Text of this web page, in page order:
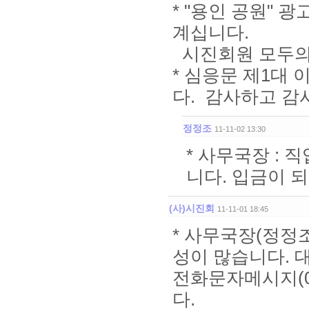
* "용인 공원" 광
계십니다.
시진회원 모두
* 심응문 제1대
다. 감사하고 감
정정조 11-11-02 13:30
* 사무국장 : 직
니다. 입금이
(사)시진회 11-11-01 18:45
* 사무국장(정정
성이 많습니다.
전화문자메시지
다.